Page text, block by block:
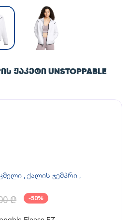
ᲟᲐᲙᲔᲢᲘ UNSTOPPABLE
, ქალის ჯემპრი ,
₾ -50%